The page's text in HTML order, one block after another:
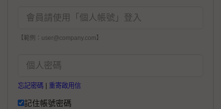
【範例：user@company.com】
忘記密碼 重寄啟用信
記住帳號密碼